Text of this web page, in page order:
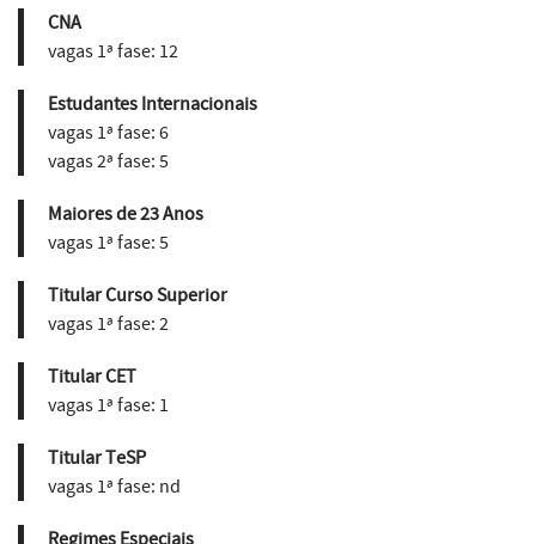
CNA
vagas 1ª fase: 12
Estudantes Internacionais
vagas 1ª fase: 6
vagas 2ª fase: 5
Maiores de 23 Anos
vagas 1ª fase: 5
Titular Curso Superior
vagas 1ª fase: 2
Titular CET
vagas 1ª fase: 1
Titular TeSP
vagas 1ª fase: nd
Regimes Especiais